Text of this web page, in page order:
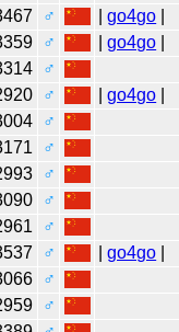
♂ |go4go
♂ |go4go
♂
♂ |go4go
♂
♂
♂
♂
♂
♂ |go4go
♂
♂